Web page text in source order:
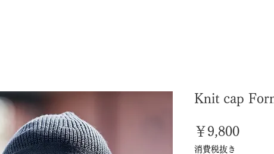
Knit cap
￥9,800価
消費税抜き